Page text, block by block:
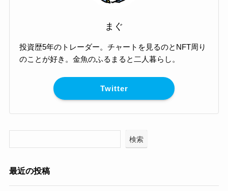
まぐ
投資歴5年のトレーダー。チャートを見るのとNFT周り
のことが好き。金魚のふるまると二人暮らし。
Twitter
検索
最近の投稿